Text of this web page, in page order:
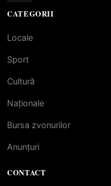
CATEGORII
Locale
Sport
Cultură
Naționale
Bursa zvonurilor
Anunțuri
CONTACT